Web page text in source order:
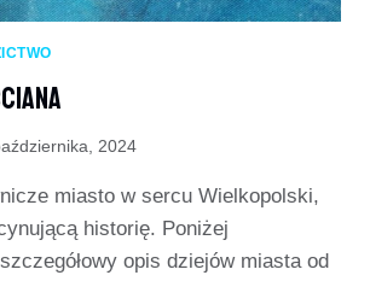
2024
miasto w sercu Wielkopolski,
historię. Poniżej
opis dziejów miasta od